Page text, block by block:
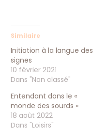
Similaire
Initiation à la langue des
signes
10 février 2021
Dans "Non classé"
Entendant dans le «
monde des sourds »
18 août 2022
Dans "Loisirs"